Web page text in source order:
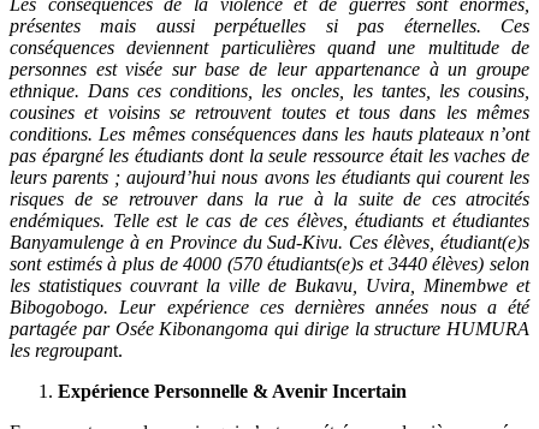
présentes mais aussi perpétuelles si pas éternelles. Ces
conséquences deviennent particulières quand une multitude de
personnes est visée sur base de leur appartenance à un groupe
ethnique. Dans ces conditions, les oncles, les tantes, les cousins,
cousines et voisins se retrouvent toutes et tous dans les mêmes
conditions. Les mêmes conséquences dans les hauts plateaux n’ont
pas épargné les étudiants dont la seule ressource était les vaches de
leurs parents ; aujourd’hui nous avons les étudiants qui courent les
risques de se retrouver dans la rue à la suite de ces atrocités
endémiques. Telle est le cas de ces élèves, étudiants et étudiantes
Banyamulenge à en Province du Sud-Kivu. Ces élèves, étudiant(e)s
sont estimés à plus de 4000 (570 étudiants(e)s et 3440 élèves) selon
les statistiques couvrant la ville de Bukavu, Uvira, Minembwe et
Bibogobogo. Leur expérience ces dernières années nous a été
partagée par Osée Kibonangoma qui dirige la structure HUMURA
les regroupant.
Expérience Personnelle & Avenir Incertain